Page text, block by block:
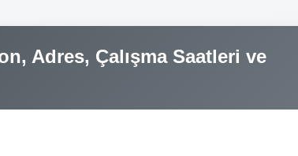
Adres, Çalışma Saatleri ve